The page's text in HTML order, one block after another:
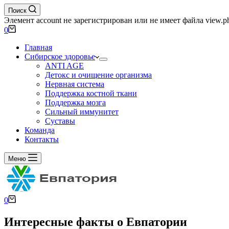
Поиск
Элемент account не зарегистрирован или не имеет файла
0
Главная
Сибирское здоровье
ANTI AGE
Детокс и очищение организма
Нервная система
Поддержка костной ткани
Поддержка мозга
Сильный иммунитет
Суставы
Команда
Контакты
Меню
0
Интересные факты о Евпатории